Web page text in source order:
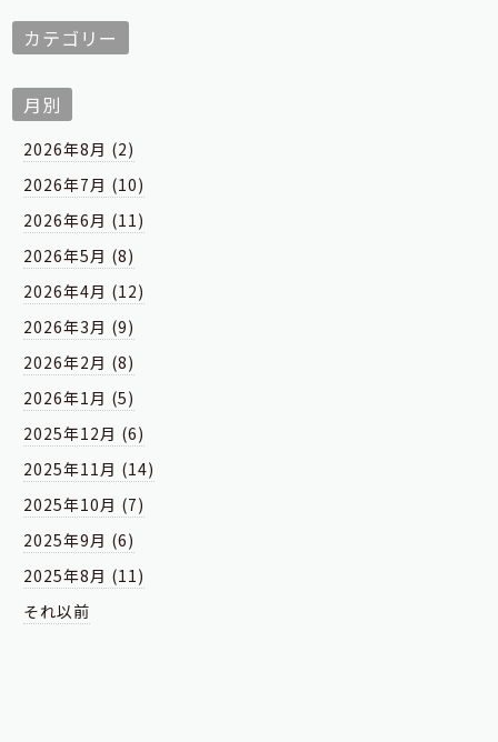
カテゴリー
月別
2026年8月 (2)
2026年7月 (10)
2026年6月 (11)
2026年5月 (8)
2026年4月 (12)
2026年3月 (9)
2026年2月 (8)
2026年1月 (5)
2025年12月 (6)
2025年11月 (14)
2025年10月 (7)
2025年9月 (6)
2025年8月 (11)
それ以前